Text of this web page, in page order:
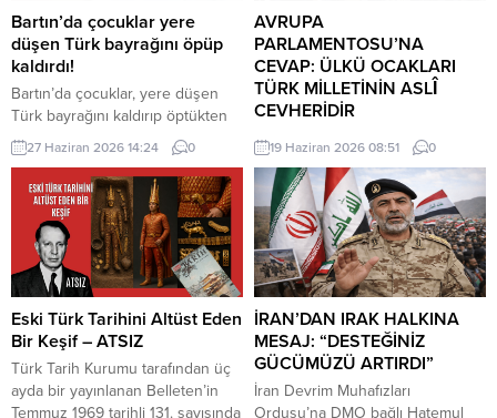
Bartın’da çocuklar yere
düşen Türk bayrağını öpüp
kaldırdı!
Bartın’da çocuklar, yere düşen
Türk bayrağını kaldırıp öptükten
sonra gelen itfaiye ekiplerinin de
yardımıyla göndere çekti. O anlar
cep telefonu kamerası tarafından
kaydedildi. Yerden kaldırıp öptüler
Kemerköprü Mahallesi’nde dün
akşam saatlerinde Cumhuriyet
Parkı içerisindeki direkte bulunan
Türk bayrağı rüzgar nedeniyle
ipinin kopmasıyla yere düştü. Bu
sırada parkta oynayan çocuklar
yere...
27 Haziran 2026 14:24 0
AVRUPA
PARLAMENTOSU’NA
CEVAP: ÜLKÜ OCAKLARI
TÜRK MİLLETİNİN ASLÎ
CEVHERİDİR
MHP milletvekili Prof. Dr. İlyas
Topsakal AB parlamentosuna
cevap verdi: Avrupa
Parlamentosu tarafından 17
Haziran 2026 tarihinde kabul
edilen Türkiye Raporu, teknik bir
ilerleme belgesi olmaktan ziyade,
Türkiye-AB ilişkilerinin gerilimli fay
hatlarını derinleştiren ve
Ankara’nın stratejik özerkliğini
hedef alan bir siyasi pozisyon
belgesi niteliğindedir. Raporun
içeriği, Türkiye’nin iç siyasi
19 Haziran 2026 08:51 0
Eski Türk Tarihini Altüst Eden
Bir Keşif – ATSIZ
Türk Tarih Kurumu tarafından üç
ayda bir yayınlanan Belleten’in
Temmuz 1969 tarihli 131. sayısında
İRAN’DAN IRAK HALKINA
MESAJ: “DESTEĞİNİZ
GÜCÜMÜZÜ ARTIRDI”
İran Devrim Muhafızları
Ordusu’na DMO bağlı Hatemul